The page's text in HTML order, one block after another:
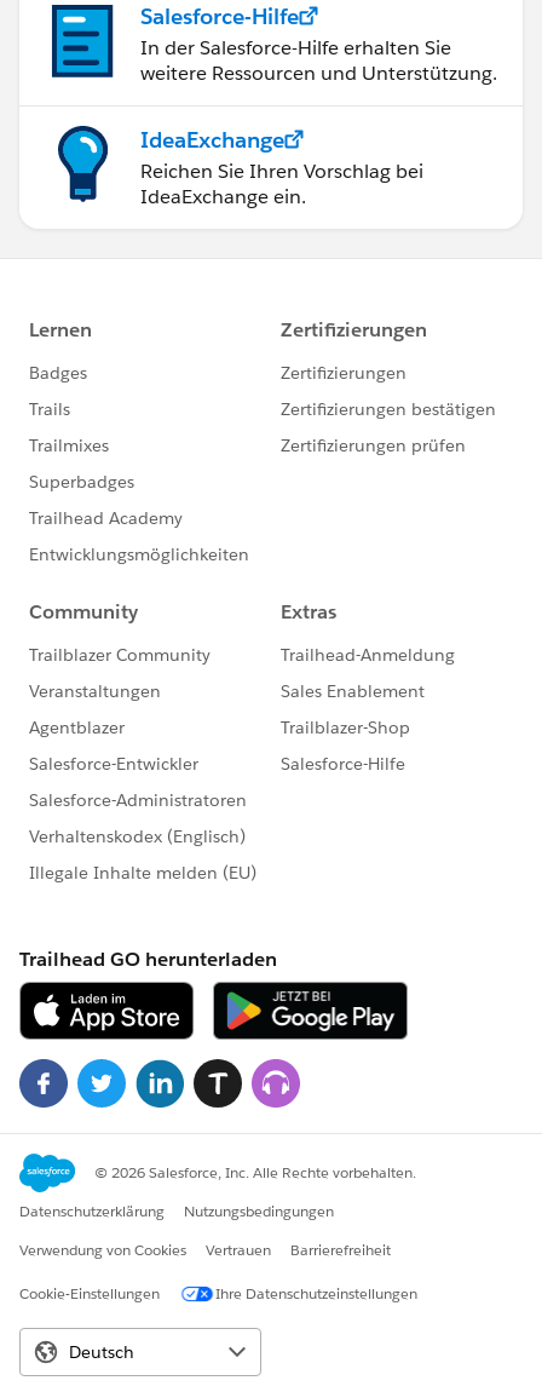
Salesforce-Hilfe
In der Salesforce-Hilfe erhalten Sie
weitere Ressourcen und Unterstützung.
IdeaExchange
Reichen Sie Ihren Vorschlag bei
IdeaExchange ein.